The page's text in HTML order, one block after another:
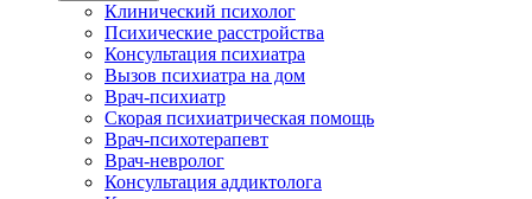
Клинический психолог
Психические расстройства
Консультация психиатра
Вызов психиатра на дом
Врач-психиатр
Скорая психиатрическая помощь
Врач-психотерапевт
Врач-невролог
Консультация аддиктолога